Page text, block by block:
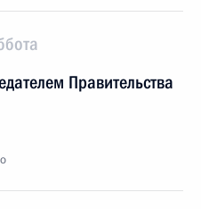
Правительства